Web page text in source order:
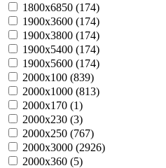
1800х6850 (174)
1900х3600 (174)
1900х3800 (174)
1900х5400 (174)
1900х5600 (174)
2000х100 (839)
2000х1000 (813)
2000х170 (1)
2000х230 (3)
2000х250 (767)
2000х3000 (2926)
2000х360 (5)